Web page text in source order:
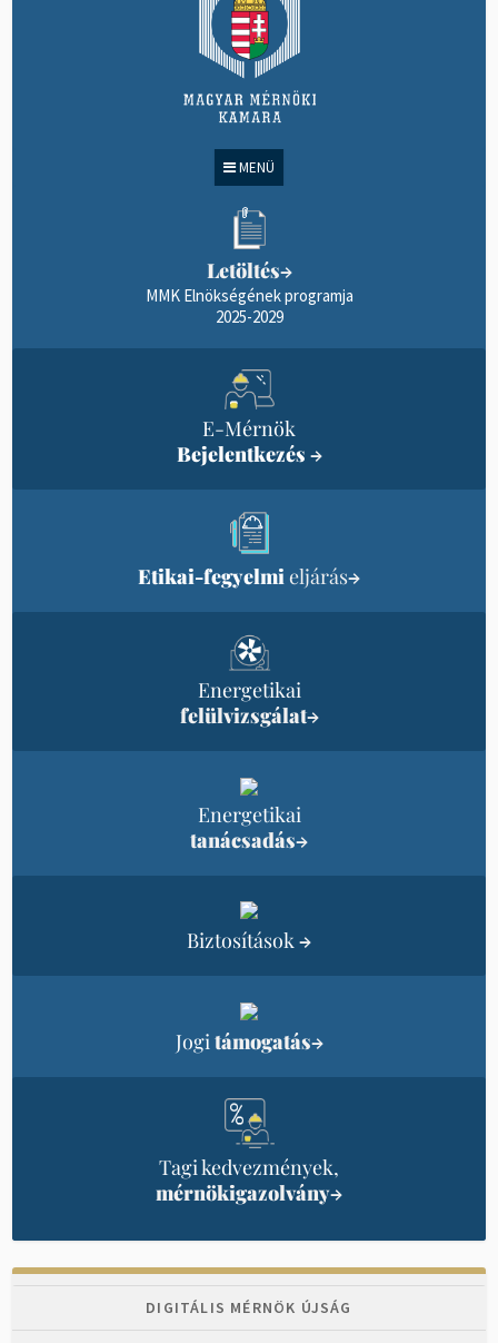
MENÜ
Letöltés→
MMK Elnökségének programja
2025-2029
E-Mérnök
Bejelentkezés →
Etikai-fegyelmi eljárás→
Energetikai
felülvizsgálat→
Energetikai
tanácsadás→
Biztosítások→
Jogi támogatás→
Tagi kedvezmények,
mérnökigazolvány→
DIGITÁLIS MÉRNÖK ÚJSÁG